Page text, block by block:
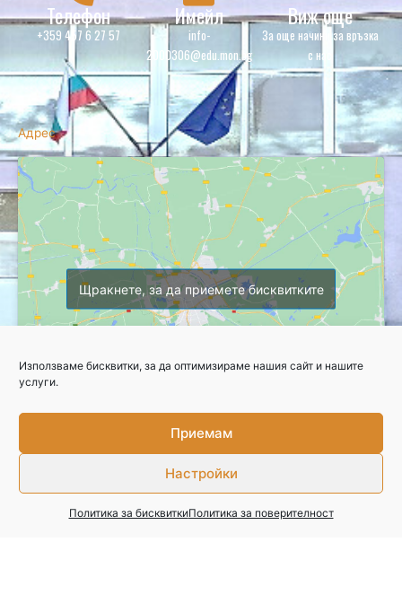
Използваме бисквитки, за да оптимизираме нашия сайт и нашите
услуги.
Приемам
Настройки
Политика за бисквиткиПолитика за поверителност
Телефон
+359 457 6 27 57
Имейл
info-
2000306@edu.mon.bg
Виж още
За още начини за връзка
с нас
Адрес
Щракнете, за да приемете бисквитките
Свържете се с нас